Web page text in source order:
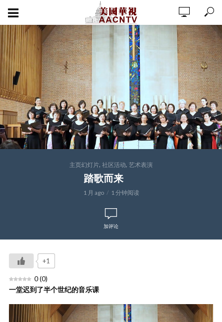
主页幻灯片, 社区活动, 艺术表演
踏歌而来
1 月 ago 1 分钟阅读
加评论
+1
0(0)
一堂迟到了半个世纪的音乐课